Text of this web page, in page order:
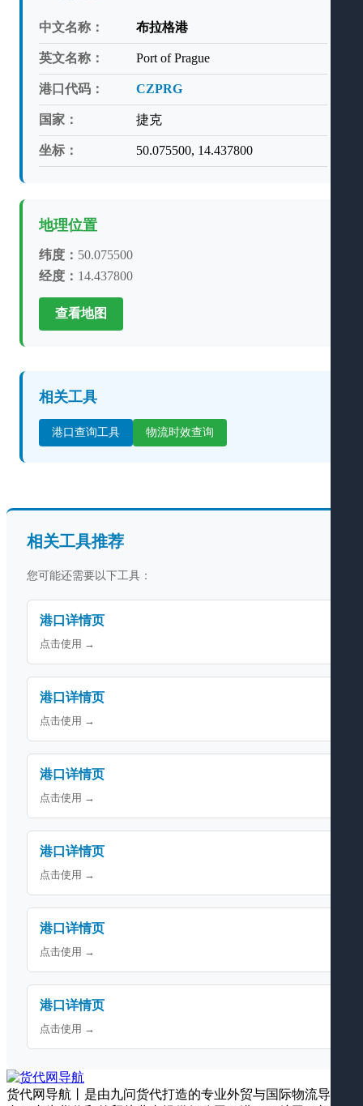
中文名称： 布拉格港
英文名称： Port of Prague
港口代码： CZPRG
国家： 捷克
坐标： 50.075500, 14.437800
地理位置
纬度： 50.075500
经度： 14.437800
查看地图
相关工具
港口查询工具 物流时效查询
相关工具推荐
您可能还需要以下工具：
港口详情页
点击使用 →
港口详情页
点击使用 →
港口详情页
点击使用 →
港口详情页
点击使用 →
港口详情页
点击使用 →
港口详情页
点击使用 →
货代网导航丨是由九问货代打造的专业外贸与国际物流导航平